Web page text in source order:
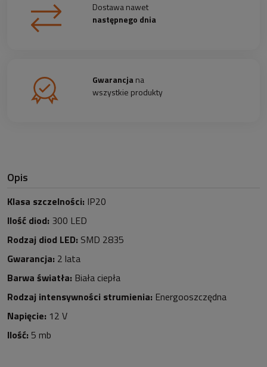
Dostawa nawet
następnego dnia
Gwarancjana
wszystkie produkty
Opis
Klasa szczelności: IP20
Ilość diod: 300 LED
Rodzaj diod LED: SMD 2835
Gwarancja: 2 lata
Barwa światła: Biała ciepła
Rodzaj intensywności strumienia: Energooszczędna
Napięcie: 12 V
Ilość: 5 mb